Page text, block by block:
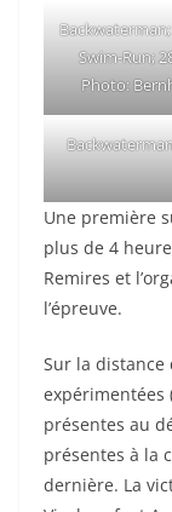
Swim-Run;
Photo:
Une première
plus de 4
Remires et
l’épreuve.
Sur la
expérimentées
présentes au
présentes à la
dernière. La